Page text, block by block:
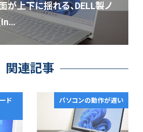
が上下に揺れる、DELL製ノ
In…
関連記事
ド
パソコンの動作が遅い